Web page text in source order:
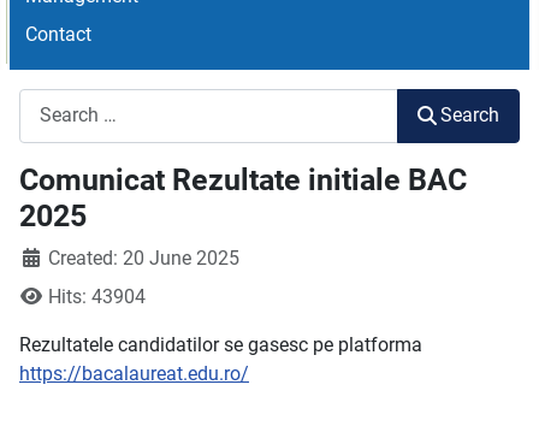
Contact
Search
Comunicat Rezultate initiale BAC
2025
Created: 20 June 2025
Hits: 43904
Rezultatele candidatilor se gasesc pe platforma
https://bacalaureat.edu.ro/